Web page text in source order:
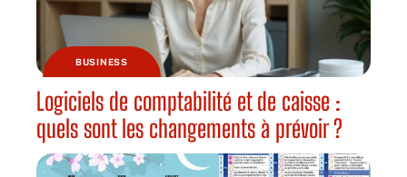
BUSINESS
Logiciels de comptabilité et de caisse :
quels sont les changements à prévoir ?